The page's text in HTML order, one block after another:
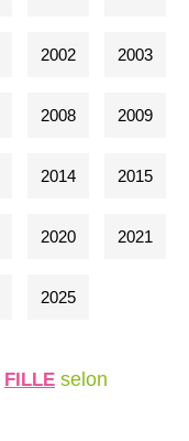
2002 2003
2008 2009
2014 2015
2020 2021
2025
FILLEselon